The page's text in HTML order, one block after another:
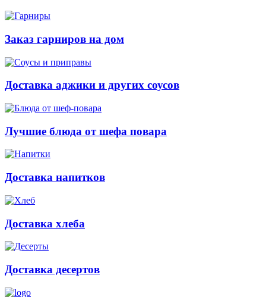
Заказ гарниров на дом
Доставка аджики и других соусов
Лучшие блюда от шефа повара
Доставка напитков
Доставка хлеба
Доставка десертов